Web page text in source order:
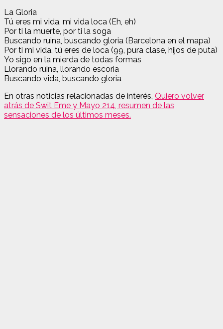
La Gloria
Tú eres mi vida, mi vida loca (Eh, eh)
Por ti la muerte, por ti la soga
Buscando ruina, buscando gloria (Barcelona en el mapa)
Por ti mi vida, tú eres de loca (99, pura clase, hijos de puta)
Yo sigo en la mierda de todas formas
Llorando ruina, llorando escoria
Buscando vida, buscando gloria
En otras noticias relacionadas de interés, Quiero volver
atrás de Swit Eme y Mayo 214, resumen de las
sensaciones de los últimos meses.